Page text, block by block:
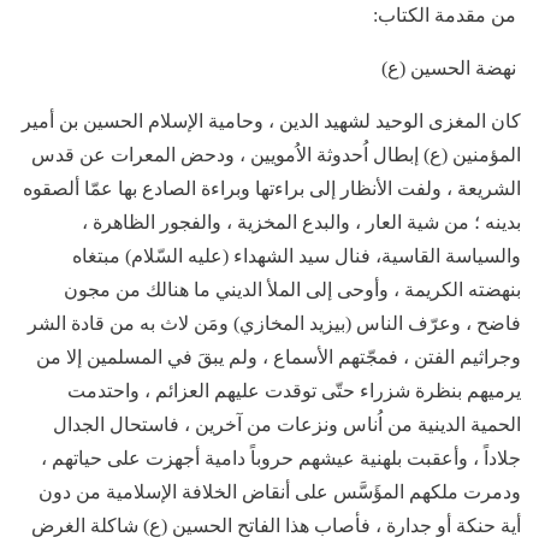
من مقدمة الكتاب:
نهضة الحسين (ع)
كان المغزى الوحيد لشهيد الدين ، وحامية الإسلام الحسين بن أمير
المؤمنين (ع) إبطال اُحدوثة الاُمويين ، ودحض المعرات عن قدس
الشريعة ، ولفت الأنظار إلى براءتها وبراءة الصادع بها عمّا ألصقوه
بدينه ؛ من شية العار ، والبدع المخزية ، والفجور الظاهرة ،
والسياسة القاسية، فنال سيد الشهداء (عليه السّلام) مبتغاه
بنهضته الكريمة ، وأوحى إلى الملأ الديني ما هنالك من مجون
فاضح ، وعرّف الناس (بيزيد المخازي) ومَن لاث به من قادة الشر
وجراثيم الفتن ، فمجّتهم الأسماع ، ولم يبقَ في المسلمين إلا من
يرميهم بنظرة شزراء حتّى توقدت عليهم العزائم ، واحتدمت
الحمية الدينية من اُناس ونزعات من آخرين ، فاستحال الجدال
جلاداً ، وأعقبت بلهنية عيشهم حروباً دامية أجهزت على حياتهم ،
ودمرت ملكهم المؤَسَّس على أنقاض الخلافة الإسلامية من دون
أية حنكة أو جدارة ، فأصاب هذا الفاتح الحسين (ع) شاكلة الغرض